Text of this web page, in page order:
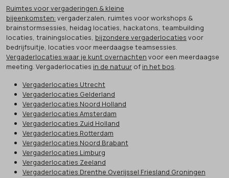
Ruimtes voor vergaderingen & kleine
bijeenkomsten: vergaderzalen, ruimtes voor workshops &
brainstormsessies, heidag locaties, hackatons, teambuilding
locaties, trainingslocaties, bijzondere vergaderlocaties voor
bedrijfsuitje, locaties voor meerdaagse teamsessies.
Vergaderlocaties waar je kunt overnachten voor een meerdaagse
meeting. Vergaderlocaties in de natuur of in het bos.
Vergaderlocaties Utrecht
Vergaderlocaties Gelderland
Vergaderlocaties Noord Holland
Vergaderlocaties Amsterdam
Vergaderlocaties Zuid Holland
Vergaderlocaties Rotterdam
Vergaderlocaties Noord Brabant
Vergaderlocaties Limburg
Vergaderlocaties Zeeland
Vergaderlocaties Drenthe Overijssel Friesland Groningen